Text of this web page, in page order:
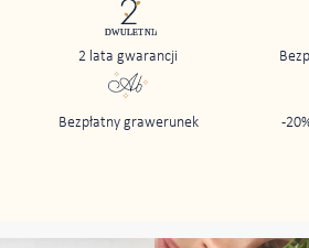
2 lata gwarancji
Bezpłatny grawerunek
-